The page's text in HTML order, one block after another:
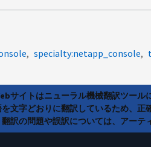
specialty:netapp_console
サイトはニューラル機械翻訳ツー
文字どおりに翻訳しているため、
翻訳の問題や誤訳については、アー